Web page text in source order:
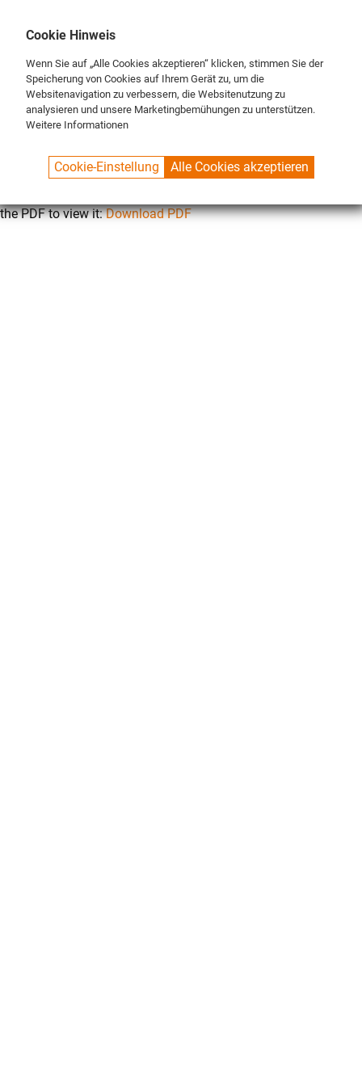
SPUELBOY.DE CONTACT DATENSCHUTZ
the PDF to view it:Download PDF
Cookie Hinweis
Wenn Sie auf „Alle Cookies akzeptieren“ klicken, stimmen Sie der
Speicherung von Cookies auf Ihrem Gerät zu, um die
Websitenavigation zu verbessern, die Websitenutzung zu
analysieren und unsere Marketingbemühungen zu unterstützen.
Weitere Informationen
Cookie-Einstellung Alle Cookies akzeptieren